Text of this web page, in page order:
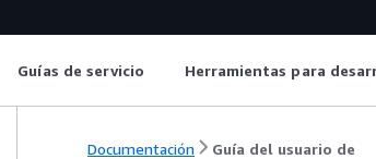
Guías de servicio Herramientas para
Documentación Guía del usuario de